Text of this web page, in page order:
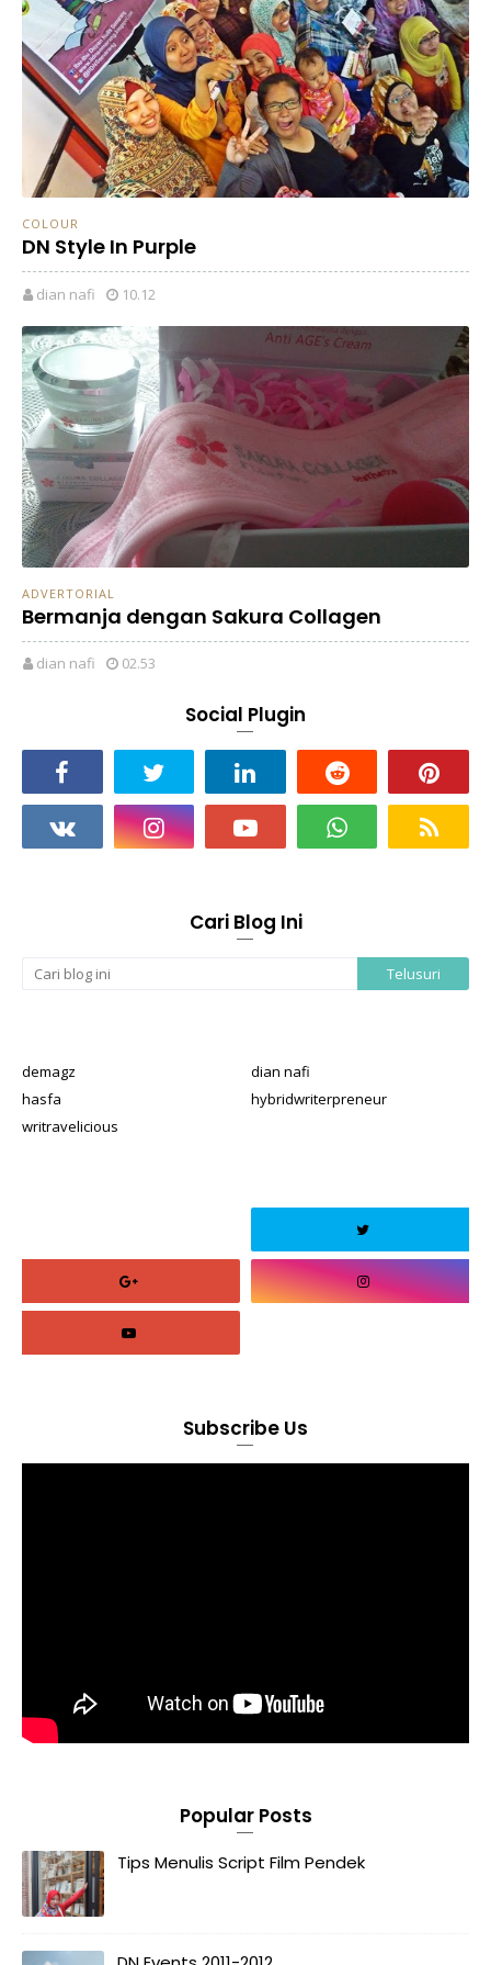
COLOUR
DN Style In Purple
dian nafi 10.12
ADVERTORIAL
Bermanja dengan Sakura Collagen
dian nafi 02.53
Social Plugin
Cari Blog Ini
demagz
dian nafi
hasfa
hybridwriterpreneur
writravelicious
Subscribe Us
Popular Posts
Tips Menulis Script Film Pendek